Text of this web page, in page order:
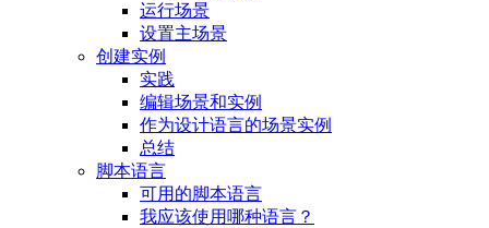
运行场景
设置主场景
创建实例
实践
编辑场景和实例
作为设计语言的场景实例
总结
脚本语言
可用的脚本语言
我应该使用哪种语言？